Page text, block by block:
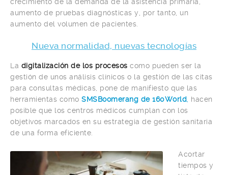
aumento de pruebas diagnósticas y, por tanto, un
aumento del volumen de pacientes.
Nueva normalidad, nuevas tecnologías
La digitalización de los procesos como pueden ser la
gestión de unos análisis clínicos o la gestión de las citas
para consultas médicas, pone de manifiesto que las
herramientas como SMSBoomerang de 160World hacen
posible que los centros médicos cumplan con los
objetivos marcados en su estrategia de gestión sanitaria
de una forma eficiente.
Acortar
tiempos y